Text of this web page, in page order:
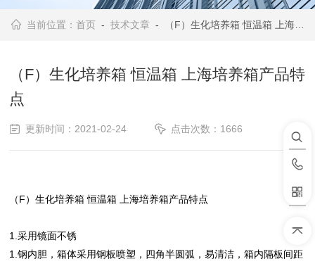
当前位置：首页 -技术文章 - （F）生化培养箱 恒温箱 上海培养箱产品特点
（F）生化培养箱 恒温箱 上海培养箱产品特
点
更新时间：2021-02-24 点击次数：1666
（F）生化培养箱 恒温箱 上海培养箱产品特点
1.采用镜面不锈
1.钢内胆，箱体采用钢板喷塑，四角半圆弧，易清洁，箱内隔板间距